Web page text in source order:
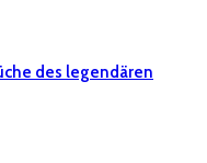
des legendären